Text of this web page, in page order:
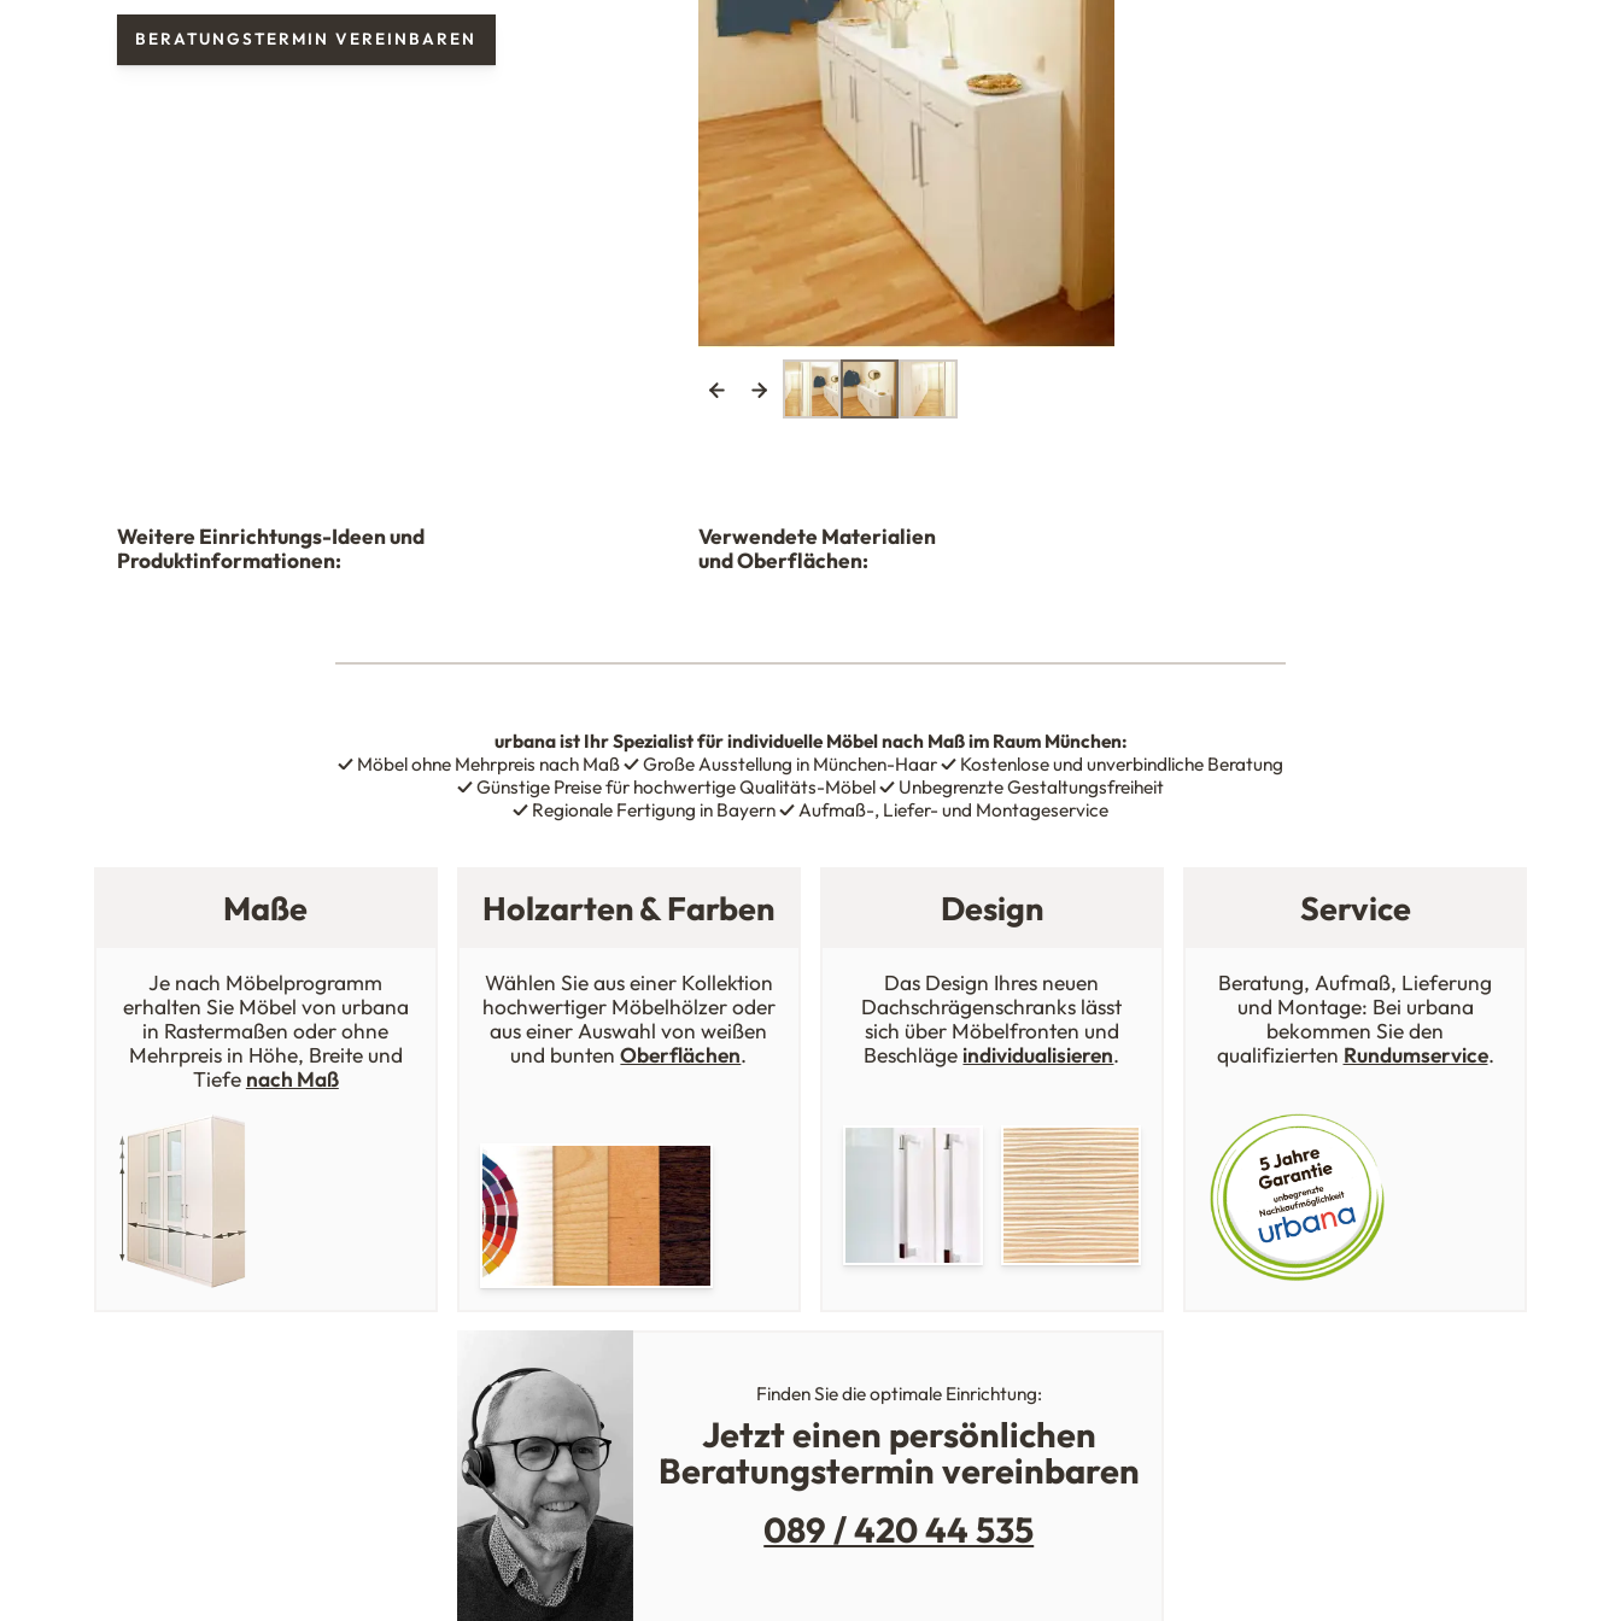
BERATUNGSTERMIN VEREINBAREN
Weitere Einrichtungs-Ideen und
Produktinformationen:
Verwendete Materialien
und Oberflächen:
urbanaist Ihr Spezialist für individuelle Möbel nach Maß im Raum München:
✓Möbel ohne Mehrpreis nach Maß✓Große Ausstellung in München-Haar✓Kostenlose und unverbindliche Beratung
✓Günstige Preise für hochwertige Qualitäts-Möbel✓Unbegrenzte Gestaltungsfreiheit
✓Regionale Fertigung in Bayern✓Aufmaß-, Liefer- und Montageservice
Maße
Je nach Möbelprogramm
erhalten Sie Möbel von urbana
in Rastermaßen oder ohne
Mehrpreis in Höhe, Breite und
Tiefe nach Maß
Holzarten & Farben
Wählen Sie aus einer Kollektion
hochwertiger Möbelhölzer oder
aus einer Auswahl von weißen
und buntenOberflächen.
Design
Das Design Ihres neuen
Dachschrägenschranks lässt
sich über Möbelfronten und
Beschläge individualisieren.
Service
Beratung, Aufmaß, Lieferung
und Montage: Bei urbana
bekommen Sie den
qualifizierten Rundumservice.
Finden Sie die optimale Einrichtung:
Jetzt einen persönlichen
Beratungstermin vereinbaren
089 / 420 44 535